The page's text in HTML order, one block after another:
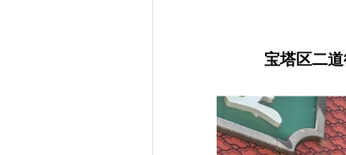
宝塔区二道